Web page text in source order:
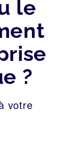
le
?
votre